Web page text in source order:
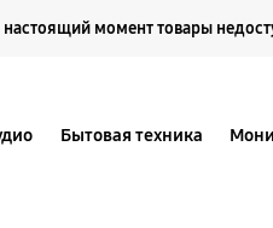
настоящий момент товары
Бытовая техника